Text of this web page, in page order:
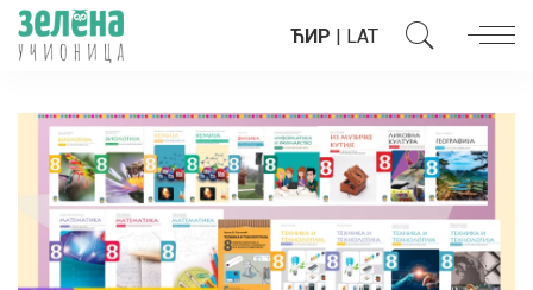
ЋИР | LAT